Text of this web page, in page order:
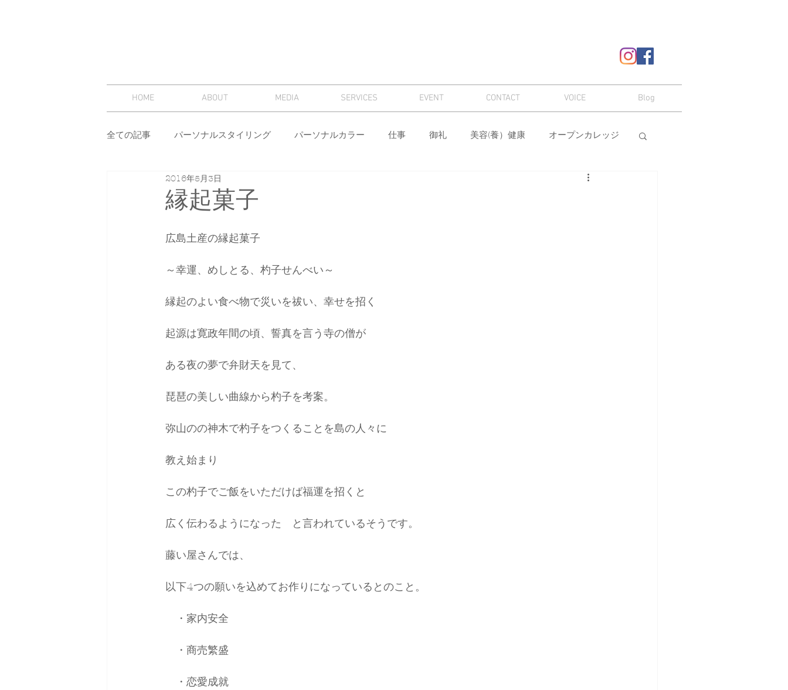
HOME ABOUT MEDIA SERVICES EVENT CONTACT VOICE Blog
全ての記事 パーソナルスタイリング パーソナルカラー 仕事 御礼 美容(養）健康 オープンカレッジ
スタイリング セミナー
雑誌掲載＆取材 コーデ
縁起菓子
2016年5月3日
広島土産の縁起菓子
～幸運、めしとる、杓子せんべい～
縁起のよい食べ物で災いを祓い、幸せを招く
起源は寛政年間の頃、誓真を言う寺の僧が
ある夜の夢で弁財天を見て、
琵琶の美しい曲線から杓子を考案。
弥山のの神木で杓子をつくることを島の人々に
教え始まり
この杓子でご飯をいただけば福運を招くと
広く伝わるようになった　と言われているそうです。
藤い屋さんでは、
以下4つの願いを込めてお作りになっているとのこと。
・家内安全
・商売繁盛
・恋愛成就